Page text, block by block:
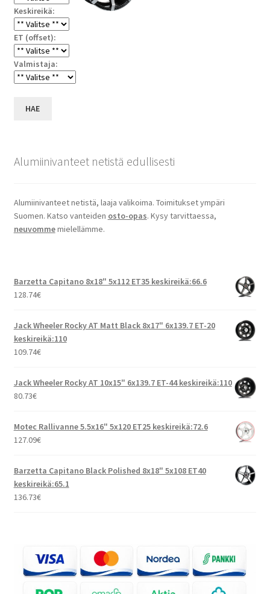
Keskireikä:
ET (offset):
Valmistaja:
HAE
Alumiinivanteet netistä edullisesti
Alumiinivanteet netistä, laaja valikoima. Toimitukset ympäri
Suomen. Katso vanteiden osto-opas. Kysy tarvittaessa,
neuvommemielellämme.
Barzetta Capitano 8x18" 5x112 ET35 keskireikä:66.6
128.74€
Jack Wheeler Rocky AT Matt Black 8x17" 6x139.7 ET-20
keskireikä:110
109.74€
Jack Wheeler Rocky AT 10x15" 6x139.7 ET-44 keskireikä:110
80.73€
Motec Rallivanne 5.5x16" 5x120 ET25 keskireikä:72.6
127.09€
Barzetta Capitano Black Polished 8x18" 5x108 ET40
keskireikä:65.1
136.73€